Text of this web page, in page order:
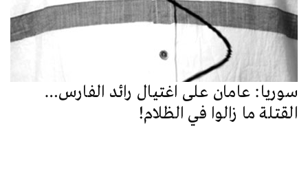
سوريا: عامان على اغتيال رائد الفارس…
القتلة ما زالوا في الظلام!